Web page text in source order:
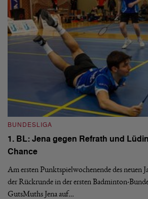
BUNDESLIGA
1. BL: Jena gegen Refrath und
Chance
Am ersten Punktspielwochenende des neuen
der Rückrunde in der ersten Badminton-
GutsMuths Jena auf…